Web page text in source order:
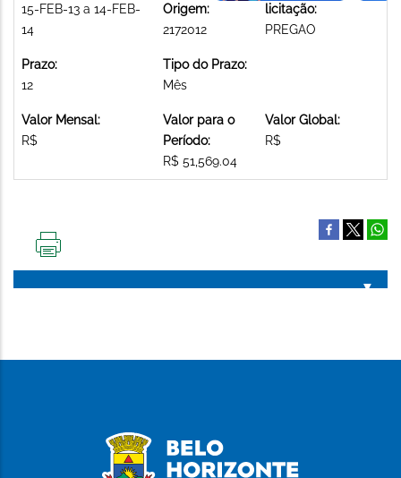
15-FEB-13 a 14-FEB-
14
Origem:
2172012
licitação:
PREGAO
Prazo:
12
Tipo do Prazo:
Mês
Valor Mensal:
R$
Valor para o
Período:
R$ 51,569.04
Valor Global:
R$
PÁGINA